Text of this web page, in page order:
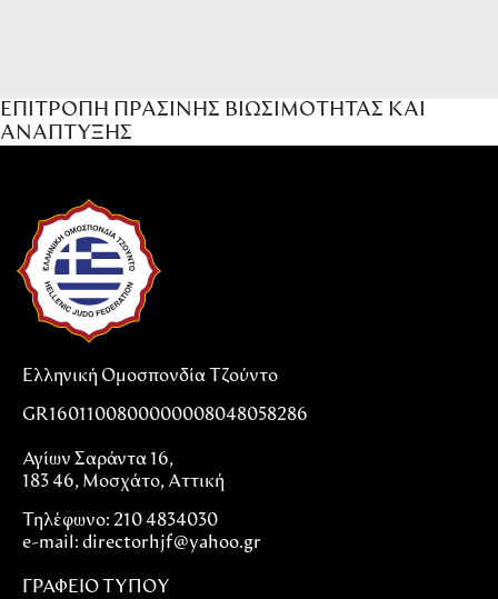
ΕΠΙΤΡΟΠΗ ΠΡΑΣΙΝΗΣ ΒΙΩΣΙΜΟΤΗΤΑΣ ΚΑΙ
ΑΝΑΠΤΥΞΗΣ
Ελληνική Ομοσπονδία Τζούντο
GR1601100800000008048058286
Αγίων Σαράντα 16,
183 46, Μοσχάτο, Αττική
Τηλέφωνο: 210 4834030
e-mail: directorhjf@yahoo.gr
ΓΡΑΦΕΙΟ ΤΥΠΟΥ